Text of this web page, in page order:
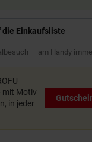
die Einkaufsliste
— am Handy
mit Motiv
in jeder